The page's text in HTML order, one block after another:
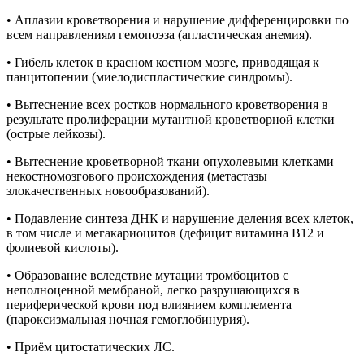
• Аплазии кроветворения и нарушение дифференцировки по
всем направлениям гемопоэза (апластическая анемия).
• Гибель клеток в красном костном мозге, приводящая к
панцитопении (миелодиспластические синдромы).
• Вытеснение всех ростков нормального кроветворения в
результате пролиферации мутантной кроветворной клетки
(острые лейкозы).
• Вытеснение кроветворной ткани опухолевыми клетками
некостномозгового происхождения (метастазы
злокачественных новообразований).
• Подавление синтеза ДНК и нарушение деления всех клеток,
в том числе и мегакариоцитов (дефицит витамина B12 и
фолиевой кислоты).
• Образование вследствие мутации тромбоцитов с
неполноценной мембраной, легко разрушающихся в
периферической крови под влиянием комплемента
(пароксизмальная ночная гемоглобинурия).
• Приём цитостатических ЛС.